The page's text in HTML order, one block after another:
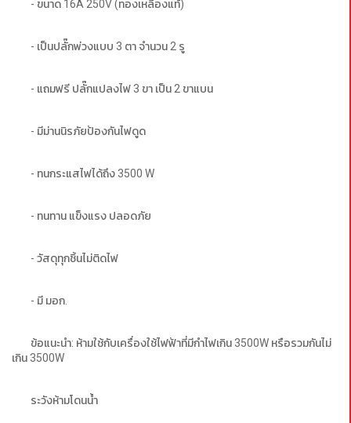
- ขนาด 16A 250V (ทองเหลืองแท้)
- เป็นปลั๊กพ่วงแบบ 3 ตา จำนวน 2 รู
- แถมฟรี ปลั๊กแปลงไฟ 3 ขา เป็น 2 ขาแบน
- มีม่านนิรภัยป้องกันไฟดูด
- ทนกระแสไฟได้ถึง 3500 W
- ทนทาน แข็งแรง ปลอดภัย
- วัสดุทุกชิ้นไม่ติดไฟ
- มี มอก.
ข้อแนะนำ: ห้ามใช้กับเครื่องใช้ไฟฟ้าที่มีกำไฟเกิน 3500W หรือรวมกันไม่
เกิน 3500W
ระวังห้ามโดนน้ำ